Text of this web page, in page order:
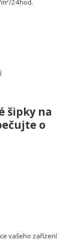
24hod.
šipky na
o
vašeho zařízení